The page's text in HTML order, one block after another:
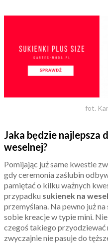
fot.
Jaka będzie najlepsza
weselnej?
Pomijając już same kwestie
gdy ceremonia zaślubin
pamiętać o kilku ważnych
przypadku sukienek na
przemyślana. Na pewno już
sobie kreacje w typie mini. Nie
czegoś takiego przyodziewać
zwyczajnie nie pasuje do